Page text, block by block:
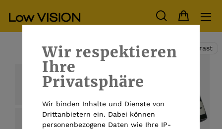
Hoher Kontrast
Wir respektieren
Ihre
Privatsphäre
Wir binden Inhalte und Dienste von
Drittanbietern ein. Dabei können
personenbezogene Daten wie Ihre IP-